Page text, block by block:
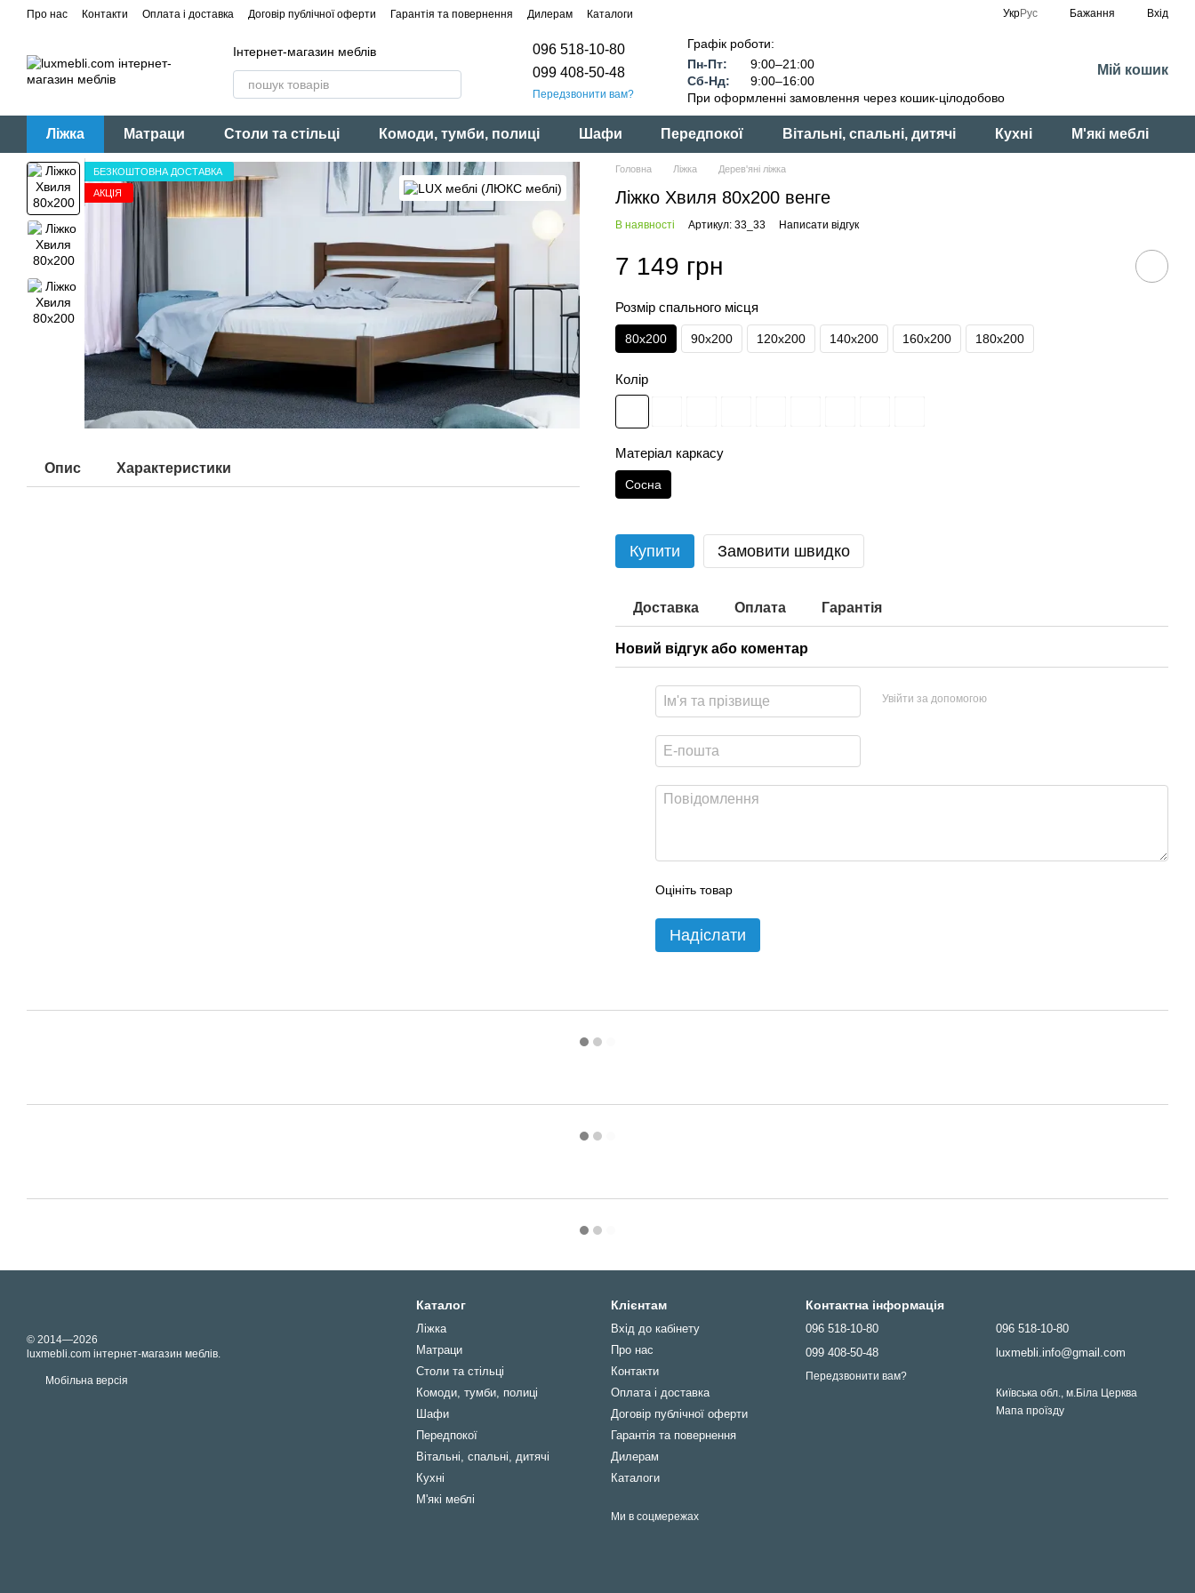
Перейти до основного контенту
Про нас Контакти Оплата і доставка Договір публічної оферти Гарантія та повернення Дилерам Каталоги УкрРус Бажання Вхід
Інтернет-магазин меблів
096 518-10-80
099 408-50-48
Передзвонити вам?
Графік роботи:
Пн-Пт:
9:00–21:00
Сб-Нд:
9:00–16:00
При оформленні замовлення через кошик-цілодобово
Мій кошик
Ліжка Матраци Столи та стільці Комоди, тумби, полиці Шафи Передпокої Вітальні, спальні, дитячі Кухні М'які меблі
БЕЗКОШТОВНА ДОСТАВКА
АКЦІЯ
Опис Характеристики
Головна Ліжка Дерев'яні ліжка
Ліжко Хвиля 80x200 венге
В наявності Артикул: 33_33 Написати відгук
7 149 грн
Розмір спального місця
80x200 90x200 120x200 140x200 160x200 180x200
Колір
Матеріал каркасу
Сосна
Купити Замовити швидко
Доставка Оплата Гарантія
Новий відгук або коментар
Увійти за допомогою
Оцініть товар
Надіслати
© 2014—2026
luxmebli.com інтернет-магазин меблів.
Мобільна версія
Каталог
Ліжка
Матраци
Столи та стільці
Комоди, тумби, полиці
Шафи
Передпокої
Вітальні, спальні, дитячі
Кухні
М'які меблі
Клієнтам
Вхід до кабінету
Про нас
Контакти
Оплата і доставка
Договір публічної оферти
Гарантія та повернення
Дилерам
Каталоги
Ми в соцмережах
Контактна інформація
096 518-10-80
099 408-50-48
Передзвонити вам?
096 518-10-80
luxmebli.info@gmail.com
Київська обл., м.Біла Церква
Мапа проїзду